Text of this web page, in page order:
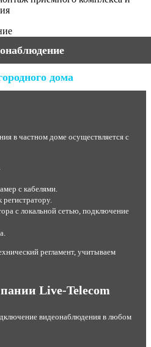
дома
в частном доме осуществляется с
с кабелями.
с локальной сетью, подключение
регламент, учитываем
Live-Telecom
видеонаблюдения в любом